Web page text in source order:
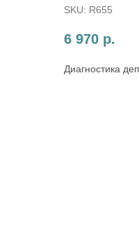
SKU: R655
6 970 р.
Диагностика